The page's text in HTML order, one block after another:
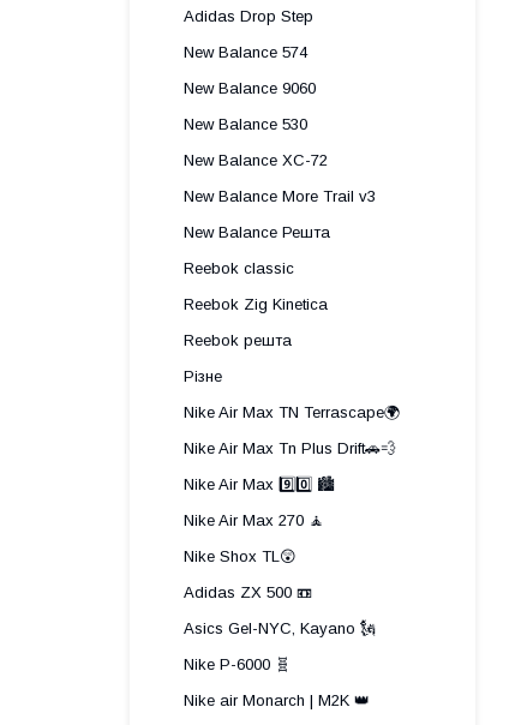
Adidas Drop Step
New Balance 574
New Balance 9060
New Balance 530
New Balance XC-72
New Balance More Trail v3
New Balance Решта
Reebok classic
Reebok Zig Kinetica
Reebok решта
Різне
Nike Air Max TN Terrascape🌍
Nike Air Max Tn Plus Drift🚗💨
Nike Air Max 9️⃣0️⃣ 🏙️
Nike Air Max 270 🧘
Nike Shox TL😲
Adidas ZX 500 📼
Asics Gel-NYC, Kayano 🗽
Nike P-6000 🧬
Nike air Monarch | M2K 👑